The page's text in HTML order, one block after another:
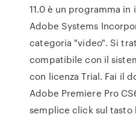
11.0 è un programma
Adobe Systems
categoria "video". Si
compatibile con il
con licenza Trial. Fai il
Adobe Premiere Pro
semplice click sul